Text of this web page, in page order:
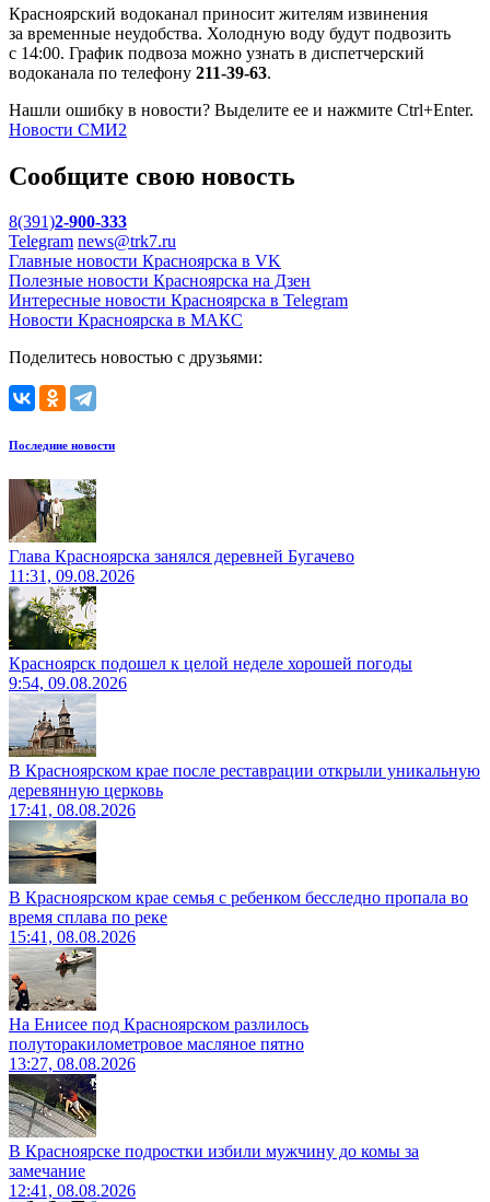
Красноярский водоканал приносит жителям извинения
за временные неудобства. Холодную воду будут подвозить
с 14:00. График подвоза можно узнать в диспетчерский
водоканала по телефону 211-39-63.
Нашли ошибку в новости? Выделите ее и нажмите Ctrl+Enter.
Новости СМИ2
Сообщите свою новость
8(391)2-900-333
Telegram news@trk7.ru
Главные новости Красноярска в VK
Полезные новости Красноярска на Дзен
Интересные новости Красноярска в Telegram
Новости Красноярска в МАКС
Поделитесь новостью с друзьями:
Последние новости
Глава Красноярска занялся деревней Бугачево
11:31, 09.08.2026
Красноярск подошел к целой неделе хорошей погоды
9:54, 09.08.2026
В Красноярском крае после реставрации открыли уникальную
деревянную церковь
17:41, 08.08.2026
В Красноярском крае семья с ребенком бесследно пропала во
время сплава по реке
15:41, 08.08.2026
На Енисее под Красноярском разлилось
полуторакилометровое масляное пятно
13:27, 08.08.2026
В Красноярске подростки избили мужчину до комы за
замечание
12:41, 08.08.2026